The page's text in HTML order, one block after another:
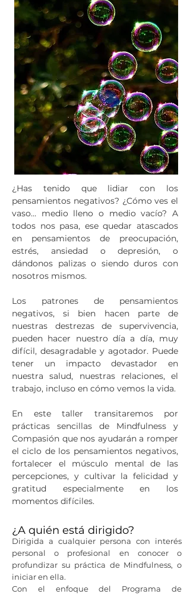
¿Has tenido que lidiar con los
pensamientos negativos? ¿Cómo ves el
vaso… medio lleno o medio vacío? A
todos nos pasa, ese quedar atascados
en pensamientos de preocupación,
estrés, ansiedad o depresión, o
dándonos palizas o siendo duros con
nosotros mismos.
Los patrones de pensamientos
negativos, si bien hacen parte de
nuestras destrezas de supervivencia,
pueden hacer nuestro día a día, muy
difícil, desagradable y agotador. Puede
tener un impacto devastador en
nuestra salud, nuestras relaciones, el
trabajo, incluso en cómo vemos la vida.
En este taller transitaremos por
prácticas sencillas de Mindfulness y
Compasión que nos ayudarán a romper
el ciclo de los pensamientos negativos,
fortalecer el músculo mental de las
percepciones, y cultivar la felicidad y
gratitud especialmente en los
momentos difíciles.
¿A quién está dirigido?
Dirigida a cualquier persona con interés
personal o profesional en conocer o
profundizar su práctica de Mindfulness, o
iniciar en ella.
Con el enfoque del Programa de